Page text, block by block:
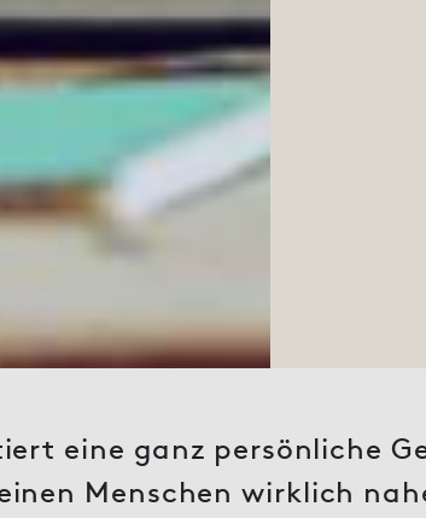
eine ganz persönliche
Menschen wirklich